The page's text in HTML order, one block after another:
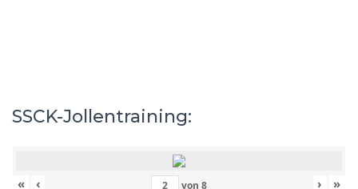
SSCK-Jollentraining:
« ‹ von 8 › »